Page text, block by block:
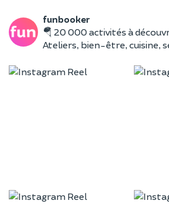
funbooker
🪂 20 000 activités à
Ateliers, bien-être, cuisine,